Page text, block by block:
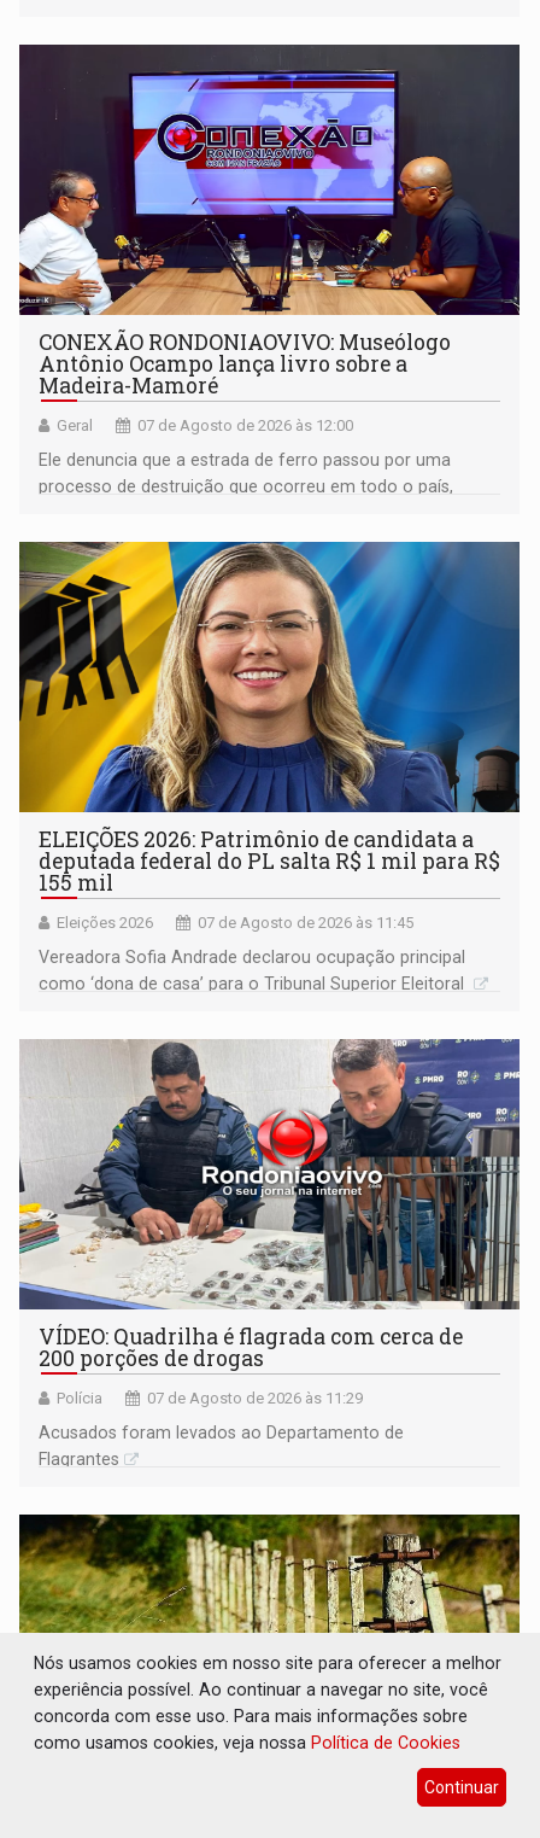
CONEXÃO RONDONIAOVIVO: Museólogo
Antônio Ocampo lança livro sobre a
Madeira-Mamoré
Geral 07 de Agosto de 2026 às 12:00
Ele denuncia que a estrada de ferro passou por uma
processo de destruição que ocorreu em todo o país,
ELEIÇÕES 2026: Patrimônio de candidata a
deputada federal do PL salta R$ 1 mil para R$
155 mil
Eleições 2026 07 de Agosto de 2026 às 11:45
Vereadora Sofia Andrade declarou ocupação principal
como ‘dona de casa’ para o Tribunal Superior Eleitoral
VÍDEO: Quadrilha é flagrada com cerca de
200 porções de drogas
Polícia 07 de Agosto de 2026 às 11:29
Acusados foram levados ao Departamento de
Flagrantes
Nós usamos cookies em nosso site para oferecer a melhor
experiência possível. Ao continuar a navegar no site, você
concorda com esse uso. Para mais informações sobre
como usamos cookies, veja nossa Política de Cookies
Continuar